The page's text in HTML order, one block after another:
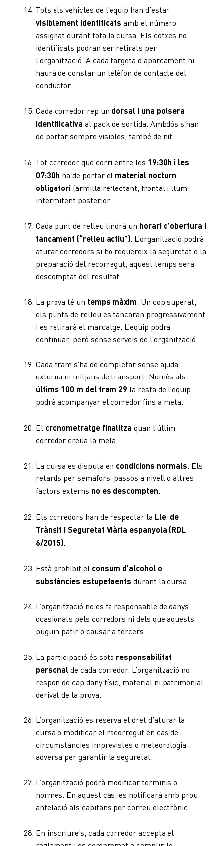
Tots els vehicles de l’equip han d’estar
visiblement identificats amb el número
assignat durant tota la cursa. Els cotxes no
identificats podran ser retirats per
l’organització. A cada targeta d’aparcament hi
haurà de constar un telèfon de contacte del
conductor.
Cada corredor rep un dorsal i una polsera
identificativa al pack de sortida. Ambdós s’han
de portar sempre visibles, també de nit.
Tot corredor que corri entre les 19:30h i les
07:30h ha de portar el material nocturn
obligatori (armilla reflectant, frontal i llum
intermitent posterior).
Cada punt de relleu tindrà un horari d’obertura i
tancament (“relleu actiu”). L’organització podrà
aturar corredors si ho requereix la seguretat o la
preparació del recorregut; aquest temps serà
descomptat del resultat.
La prova té un temps màxim . Un cop superat,
els punts de relleu es tancaran progressivament
i es retirarà el marcatge. L’equip podrà
continuar, però sense serveis de l’organització.
Cada tram s’ha de completar sense ajuda
externa ni mitjans de transport. Només als
últims 100 m del tram 29 la resta de l’equip
podrà acompanyar el corredor fins a meta.
El cronometratge finalitza quan l’últim
corredor creua la meta.
La cursa es disputa en condicions normals. Els
retards per semàfors, passos a nivell o altres
factors externs no es descompten.
Els corredors han de respectar la Llei de
Trànsit i Seguretat Viària espanyola (RDL
6/2015).
Està prohibit el consum d’alcohol o
substàncies estupefaents durant la cursa.
L’organització no es fa responsable de danys
ocasionats pels corredors ni dels que aquests
puguin patir o causar a tercers.
La participació és sota responsabilitat
personal de cada corredor. L’organització no
respon de cap dany físic, material ni patrimonial
derivat de la prova.
L’organització es reserva el dret d’aturar la
cursa o modificar el recorregut en cas de
circumstàncies imprevistes o meteorologia
adversa per garantir la seguretat.
L’organització podrà modificar terminis o
normes. En aquest cas, es notificarà amb prou
antelació als capitans per correu electrònic.
En inscriure’s, cada corredor accepta el